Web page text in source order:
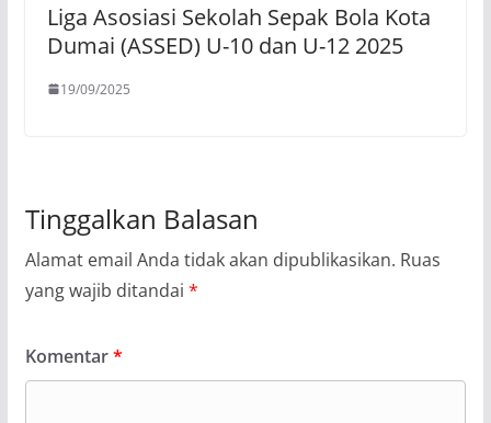
Liga Asosiasi Sekolah Sepak Bola Kota
Dumai (ASSED) U-10 dan U-12 2025
19/09/2025
Tinggalkan Balasan
Alamat email Anda tidak akan dipublikasikan. Ruas
yang wajib ditandai *
Komentar*